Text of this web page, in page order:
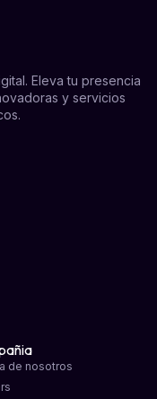
Eleva tu presencia
y servicios
de nosotros